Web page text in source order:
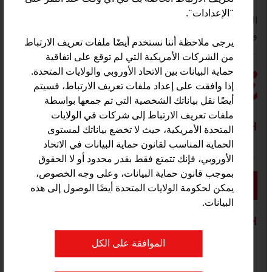
وكالة أعمال في ولاية النمسا العليا.
ALMI GMBH
SALZBURGMILCH GMBH
"الإعدادات".
يرجى ملاحظة أننا نستخدم أيضًا ملفات تعريف الارتباط
من الشركات الأمريكية التي لم توقع على اتفاقية
حماية البيانات بين الاتحاد الأوروبي والولايات المتحدة.
إذا وافقت على إعداد ملفات تعريف الارتباط، فسيتم
أيضًا نقل بياناتك الشخصية التي تم جمعها بواسطة
ملفات تعريف الارتباط إلى شركات في الولايات
المتحدة الأمريكية، حيث لا تخضع بياناتك لمستوى
الحماية المناسب لقانون حماية البيانات في الاتحاد
الأوروبي، فإنك تتمتع فقط بقدر محدود أو لا الحقوق
بموجب قانون حماية البيانات، وعلى وجه الخصوص،
يمكن لحكومة الولايات المتحدة أيضًا الوصول إلى هذه
البيانات.
الموافقة على الكل